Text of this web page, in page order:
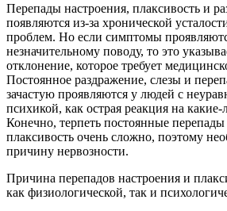
Перепады настроения, плаксивость и
появляются из-за хронической
проблем. Но если симптомы
незначительному поводу, то это
отклонение, которое требует
Постоянное раздражение, слезы и
зачастую проявляются у людей с
психикой, как острая реакция на
Конечно, терпеть постоянные перепады
плаксивость очень сложно, поэтому
причину нервозности.
Причина перепадов настроения и
как физиологической, так и